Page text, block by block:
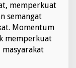
memperkuat
semangat
Momentum
memperkuat